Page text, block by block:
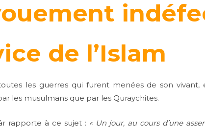
de l’Islam
les guerres qui furent menées de son
les musulmans que par les Quraychites.
rapporte à ce sujet : « Un jour, au cours d’une